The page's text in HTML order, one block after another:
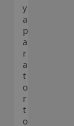
y
a
p
a
r
a
t
o
r
t
o